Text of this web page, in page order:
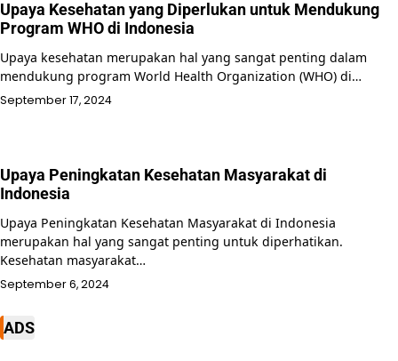
Upaya Kesehatan yang Diperlukan untuk Mendukung
Program WHO di Indonesia
Upaya kesehatan merupakan hal yang sangat penting dalam
mendukung program World Health Organization (WHO) di…
September 17, 2024
Upaya Peningkatan Kesehatan Masyarakat di
Indonesia
Upaya Peningkatan Kesehatan Masyarakat di Indonesia
merupakan hal yang sangat penting untuk diperhatikan.
Kesehatan masyarakat…
September 6, 2024
ADS